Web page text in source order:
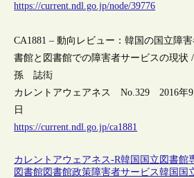
https://current.ndl.go.jp/node/39776
CA1881 – 動向レビュー：韓国の国立障害
書館と図書館での障害者サービスの現状 /
孫 誌衒
カレントアウェアネス No.329 2016年9
日
https://current.ndl.go.jp/ca1881
カレントアウェアネス-R韓国 国立図書館
図書館図書館政策障害者サービス韓国国